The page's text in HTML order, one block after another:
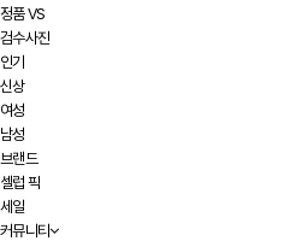
정품 VS
검수사진
인기
신상
여성
남성
브랜드
셀럽 픽
세일
커뮤니티